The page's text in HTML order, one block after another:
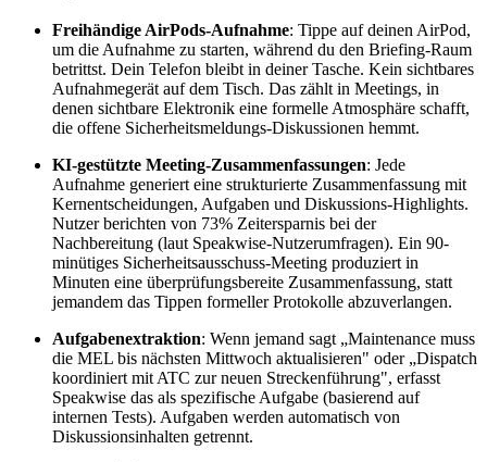
Freihändige AirPods-Aufnahme: Tippe auf deinen AirPod,
um die Aufnahme zu starten, während du den Briefing-Raum
betrittst. Dein Telefon bleibt in deiner Tasche. Kein sichtbares
Aufnahmegerät auf dem Tisch. Das zählt in Meetings, in
denen sichtbare Elektronik eine formelle Atmosphäre schafft,
die offene Sicherheitsmeldungs-Diskussionen hemmt.
KI-gestützte Meeting-Zusammenfassungen: Jede
Aufnahme generiert eine strukturierte Zusammenfassung mit
Kernentscheidungen, Aufgaben und Diskussions-Highlights.
Nutzer berichten von 73% Zeitersparnis bei der
Nachbereitung (laut Speakwise-Nutzerumfragen). Ein 90-
minütiges Sicherheitsausschuss-Meeting produziert in
Minuten eine überprüfungsbereite Zusammenfassung, statt
jemandem das Tippen formeller Protokolle abzuverlangen.
Aufgabenextraktion: Wenn jemand sagt „Maintenance muss
die MEL bis nächsten Mittwoch aktualisieren" oder „Dispatch
koordiniert mit ATC zur neuen Streckenführung", erfasst
Speakwise das als spezifische Aufgabe (basierend auf
internen Tests). Aufgaben werden automatisch von
Diskussionsinhalten getrennt.